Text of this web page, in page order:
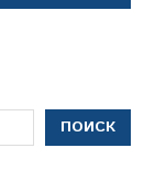
ПОИСК